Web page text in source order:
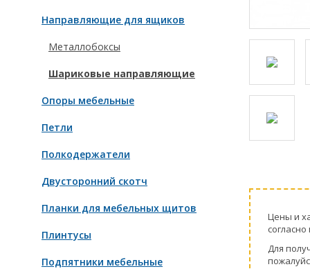
Направляющие для ящиков
Металлобоксы
Шариковые направляющие
Опоры мебельные
Петли
Полкодержатели
Двусторонний скотч
Планки для мебельных щитов
Плинтусы
Подпятники мебельные
Цeны и
Для